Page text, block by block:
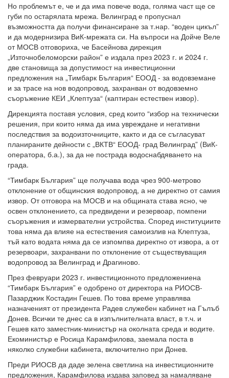
Но проблемът е, че и да има повече вода, голяма част ще се
губи по остарялата мрежа. Велинград е пропуснал
възможността да получи финансиране за т.нар. “воден цикъл”
и да модернизира ВиК-мрежата си. На въпроси на Дойче Веле
от МОСВ отговориха, че Басейнова дирекция
„Източнобеломорски район” е издала през 2023 г. и 2024 г.
две становища за допустимост на инвестиционни
предложения на „Тимбарк България“ ЕООД - за водовземане
и за трасе на нов водопровод, захранван от водовземно
съоръжение КЕИ „Клептуза“ (каптиран естествен извор).
Дирекцията поставя условия, сред които “избор на технически
решения, при които няма да има увреждане и негативни
последствия за водоизточниците, както и да се съгласуват
планираните дейности с „ВКТВ“ ЕООД- град Велинград” (ВиК-
оператора, б.а.), за да не пострада водоснабдяването на
града.
“Тимбарк България” ще получава вода чрез 900-метрово
отклонение от общинския водопровод, а не директно от самия
извор. От отговора на МОСВ и на общината става ясно, че
освен отклонението, са предвидени и резервоар, помпени
съоръжения и измервателни устройства. Според институциите
това няма да влияе на естествения самоизлив на Клептуза,
тъй като водата няма да се изпомпва директно от извора, а от
резервоари, захранвани по отклонение от съществуващия
водопровод за Велинград и Драгиново.
През февруари 2023 г. инвестиционното предложениена
“Тимбарк България” е одобрено от директора на РИОСВ-
Пазарджик Костадин Гешев. По това време управлява
назначеният от президента Радев служебен кабинет на Гълъб
Донев. Всички те днес са в изпълнителната власт, в т.ч. и
Гешев като заместник-министър на околната среда и водите.
Екоминистър е Росица Карамфилова, заемала поста в
няколко служебни кабинета, включително при Донев.
Преди РИОСВ да даде зелена светлина на инвестиционните
предложения, Карамфилова издава заповед за намаляване